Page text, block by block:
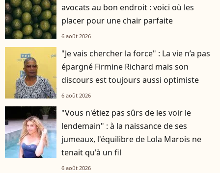
avocats au bon endroit : voici où les
placer pour une chair parfaite
6 août 2026
"Je vais chercher la force" : La vie n’a pas
épargné Firmine Richard mais son
discours est toujours aussi optimiste
6 août 2026
"Vous n'étiez pas sûrs de les voir le
lendemain" : à la naissance de ses
jumeaux, l'équilibre de Lola Marois ne
tenait qu'à un fil
6 août 2026